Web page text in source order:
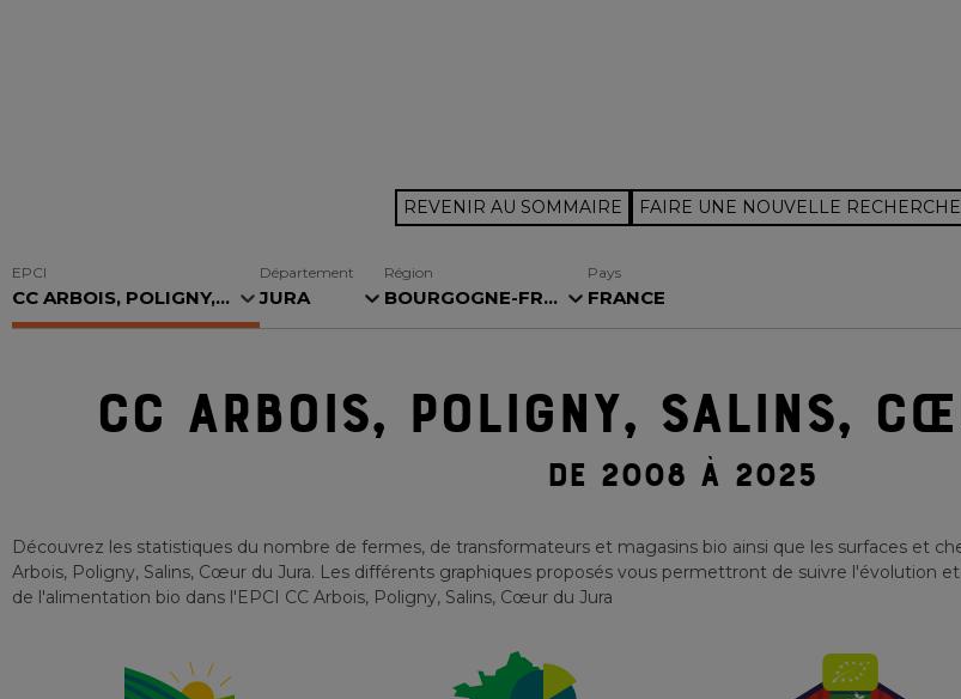
REVENIR AU SOMMAIRE FAIRE UNE NOUVELLE RECHERCHE
EPCI
CC ARBOIS, POLIGNY,...
Département
JURA
Région
BOURGOGNE-FR...
Pays
FRANCE
CC ARBOIS, POLIGNY, SALINS,
DE 2008 À 2025
Découvrez les statistiques du nombre de fermes, de transformateurs et magasins bio ainsi que les surfaces et
Arbois, Poligny, Salins, Cœur du Jura. Les différents graphiques proposés vous permettront de suivre l'évolution
de l'alimentation bio dans l'EPCI CC Arbois, Poligny, Salins, Cœur du Jura